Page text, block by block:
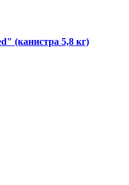
(канистра 5,8 кг)